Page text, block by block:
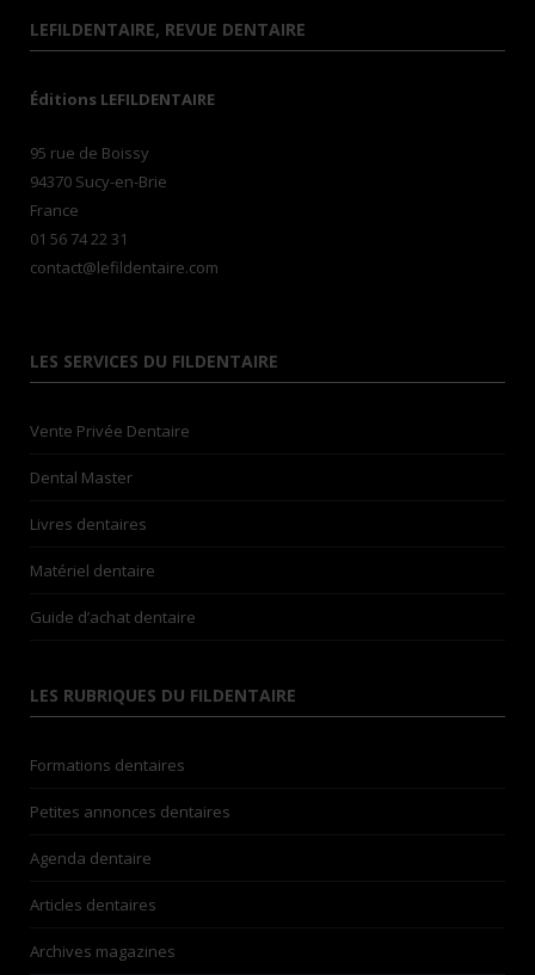
LEFILDENTAIRE, REVUE DENTAIRE
Éditions LEFILDENTAIRE
95 rue de Boissy
94370 Sucy-en-Brie
France
01 56 74 22 31
contact@lefildentaire.com
LES SERVICES DU FILDENTAIRE
Vente Privée Dentaire
Dental Master
Livres dentaires
Matériel dentaire
Guide d’achat dentaire
LES RUBRIQUES DU FILDENTAIRE
Formations dentaires
Petites annonces dentaires
Agenda dentaire
Articles dentaires
Archives magazines